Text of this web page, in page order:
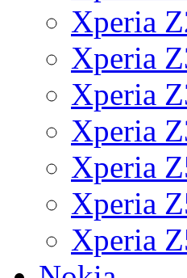
Xperia
Xperia
Xperia
Xperia
Xperia
Xperia
Xperia